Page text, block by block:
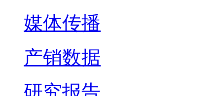
媒体传播
产销数据
研究报告